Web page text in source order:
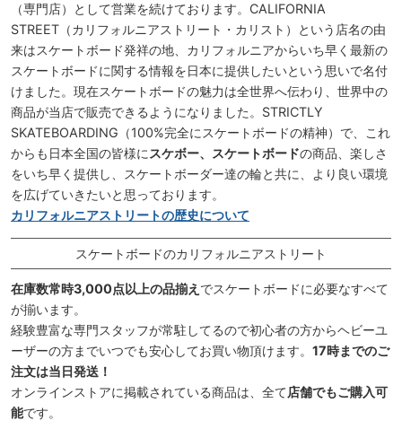
（専門店）として営業を続けております。CALIFORNIA
STREET（カリフォルニアストリート・カリスト）という店名の由
来はスケートボード発祥の地、カリフォルニアからいち早く最新の
スケートボードに関する情報を日本に提供したいという思いで名付
けました。現在スケートボードの魅力は全世界へ伝わり、世界中の
商品が当店で販売できるようになりました。STRICTLY
SKATEBOARDING（100%完全にスケートボードの精神）で、これ
からも日本全国の皆様に スケボー、スケートボードの商品、楽しさ
をいち早く提供し、スケートボーダー達の輪と共に、より良い環境
を広げていきたいと思っております。
カリフォルニアストリートの歴史について
スケートボードのカリフォルニアストリート
在庫数常時3,000点以上の品揃え でスケートボードに必要なすべて
が揃います。
経験豊富な専門スタッフが常駐してるので初心者の方からヘビーユ
ーザーの方までいつでも安心してお買い物頂けます。 17時までのご
注文は当日発送！
オンラインストアに掲載されている商品は、全て店舗でもご購入可
能です。